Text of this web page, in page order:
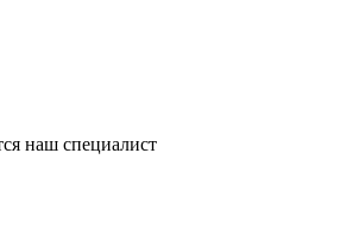
наш специалист